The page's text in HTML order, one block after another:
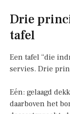
Drie
tafel
Een tafel “die
servies. Drie
Eén: gelaagd
daarboven het